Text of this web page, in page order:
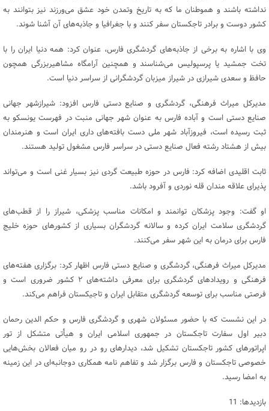
نداشته باشند و هموطنان ما که به تاریخ وتمدن خود عشق می‌ورزند نیز بتوانند به
کشور دوست و برادر تاجکستان سفر کنند و با جغرافیا و جاذبه‌های آن آشنا شوند.
وی با اشاره به برخی از جاذبه‌های گردشگری فارس، عنوان کرد: همه دنیا ایران را با
تخت جمشید یا پرسپولیس می‌شناسند و همچنین آرامگاه مشاهیربزرگی همچون
حافظ و سعدی شیرازی در شیراز میزبان گردشگرانی از سراسر دنیا است.
مدیرکل میراث فرهنگی، گردشگری و صنایع دستی فارس افزود: شیرازشهر جهانی
صنایع دستی است و آباده فارس به عنوان شهر جهانی منبت در فهرست یونسکو به
ثبت رسیده است، فیروزآباد شهر ملی دست بافته‌های داری ایران است و هنرمندان
بیش از هشتاد رشته فعال صنایع دستی در سراسر فارس مشغول تولید هستند.
ثابت اقلیدی اضافه کرد: فارس در حوزه طبیعت گردی نیز بسیار غنی است و می‌تواند
پذیرای علاقه مندان قله نوردی و آفرود باشد.
او گفت: وجود پزشکان توانمند و امکانات مناسب پزشکی، شیراز را از قطب‌های
گردشگری سلامت ایران کرده و سالانه گردشگران بسیاری از کشورهای حوزه خلیج
فارس برای درمان به این شهر سفر می‌کنند.
مدیرکل میراث فرهنگی، گردشگری و صنایع دستی فارس اظهار کرد: برگزاری هفته‌های
فرهنگی و رویدادهای گردشگری برای معرفی داشته‌های ۲ کشور ضروری است و
فرصتی مناسب برای توسعه گردشگری متقابل ایران و تاجیکستان فراهم می‌کند.
در این نشست که با حضور مسئولان شهری و گردشگری فارس و حکم الدین رحمان
دبیر اول سفارت تاجکستان در جمهوری اسلامی ایران و هیأتی متشکل از تور
اپراتورهای کشور تاجکستان تشکیل شد، دیدارهای رو در رو میان فعالان بخش‌هایی
خصوصی تاجکستان و فارس برگزار شد و تفاهم نامه همکاری دوجانبه‌ای در این زمینه
به امضا رسید.
بازدیدها: 11